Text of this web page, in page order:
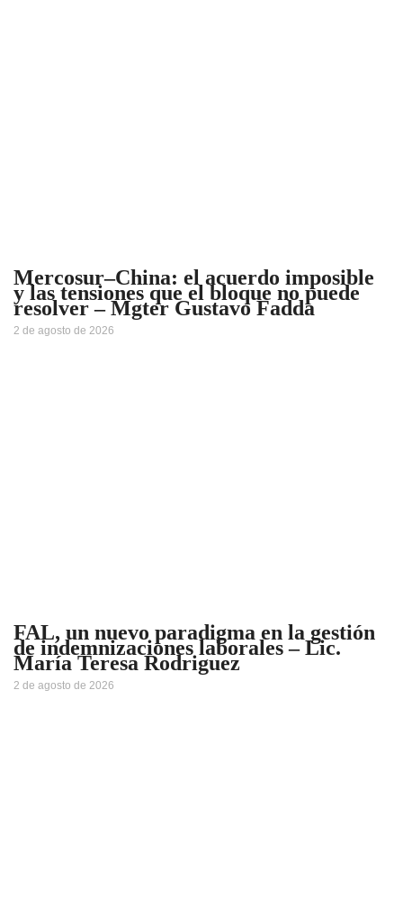
Mercosur–China: el acuerdo imposible
y las tensiones que el bloque no puede
resolver – Mgter Gustavo Fadda
2 de agosto de 2026
FAL, un nuevo paradigma en la gestión
de indemnizaciones laborales – Lic.
María Teresa Rodriguez
2 de agosto de 2026